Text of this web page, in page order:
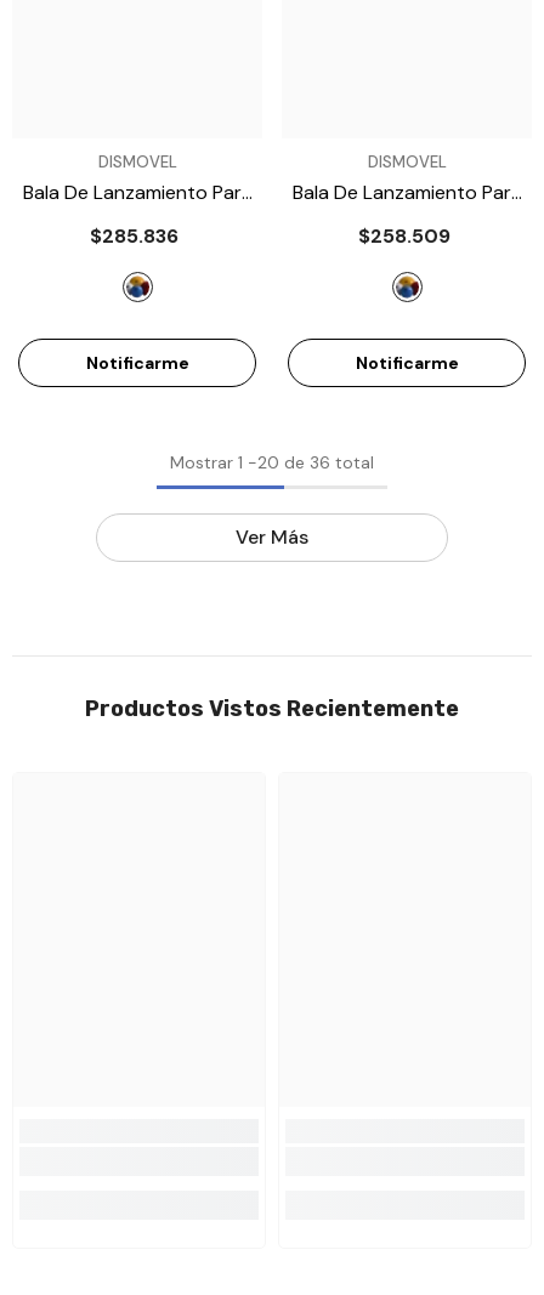
VENDEDOR:DISMOVEL
Bala De Lanzamiento Para
Atletismo ATE A8600020
- Lunares
$285.836
Notificarme
VENDEDOR:DISMOVEL
Bala De Lanzamiento Para
Atletismo ATE A8600018
- Multicolor
$258.509
Notificarme
Mostrar 1 -20 de 36 total
Ver Más
Productos Vistos Recientemente